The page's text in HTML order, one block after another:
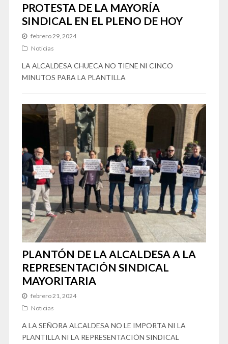
PROTESTA DE LA MAYORÍA
SINDICAL EN EL PLENO DE HOY
febrero 29, 2024
Noticias
LA ALCALDESA CHUECA NO TIENE NI CINCO
MINUTOS PARA LA PLANTILLA
PLANTÓN DE LA ALCALDESA A LA
REPRESENTACIÓN SINDICAL
MAYORITARIA
febrero 21, 2024
Noticias
A LA SEÑORA ALCALDESA NO LE IMPORTA NI LA
PLANTILLA NI LA REPRESENTACIÓN SINDICAL